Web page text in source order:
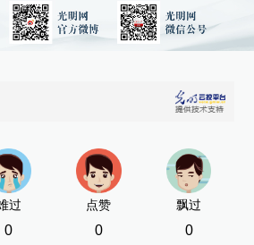
过
0
点赞
0
飘过
0